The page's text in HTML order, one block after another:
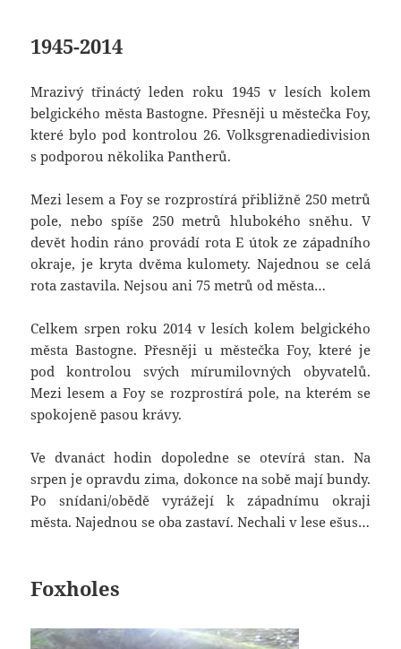
1945-2014
Mrazivý třináctý leden roku 1945 v lesích kolem
belgického města Bastogne. Přesněji u městečka Foy,
které bylo pod kontrolou 26. Volksgrenadiedivision
s podporou několika Pantherů.
Mezi lesem a Foy se rozprostírá přibližně 250 metrů
pole, nebo spíše 250 metrů hlubokého sněhu. V
devět hodin ráno provádí rota E útok ze západního
okraje, je kryta dvěma kulomety. Najednou se celá
rota zastavila. Nejsou ani 75 metrů od města…
Celkem srpen roku 2014 v lesích kolem belgického
města Bastogne. Přesněji u městečka Foy, které je
pod kontrolou svých mírumilovných obyvatelů.
Mezi lesem a Foy se rozprostírá pole, na kterém se
spokojeně pasou krávy.
Ve dvanáct hodin dopoledne se otevírá stan. Na
srpen je opravdu zima, dokonce na sobě mají bundy.
Po snídani/obědě vyrážejí k západnímu okraji
města. Najednou se oba zastaví. Nechali v lese ešus…
Foxholes